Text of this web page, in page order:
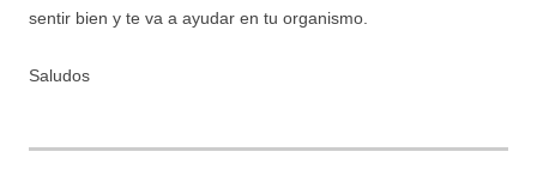
sentir bien y te va a ayudar en tu organismo.
Saludos